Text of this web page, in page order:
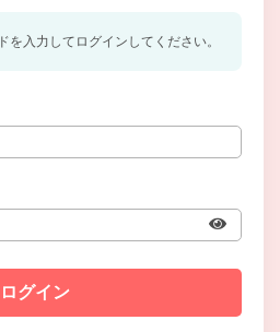
を入力してログインしてください。